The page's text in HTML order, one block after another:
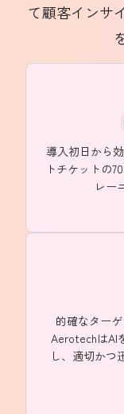
て顧客インサ
導入初日から
トチケットの
レー
的確なター
AerotechはAI
し、適切かつ